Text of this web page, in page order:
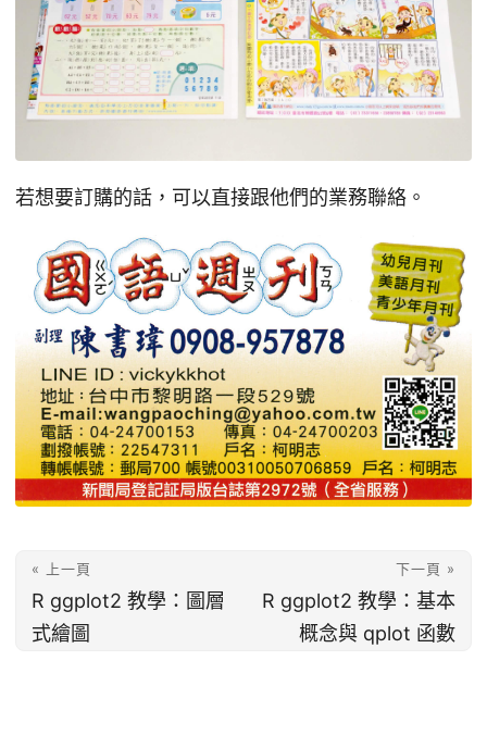
若想要訂購的話，可以直接跟他們的業務聯絡。
« 上一頁
R ggplot2 教學：圖層
式繪圖
下一頁 »
R ggplot2 教學：基本
概念與 qplot 函數